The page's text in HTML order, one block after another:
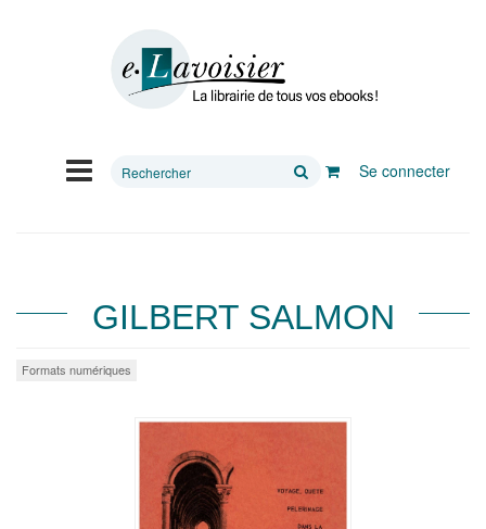
Rechercher
Se connecter
GILBERT SALMON
Formats numériques